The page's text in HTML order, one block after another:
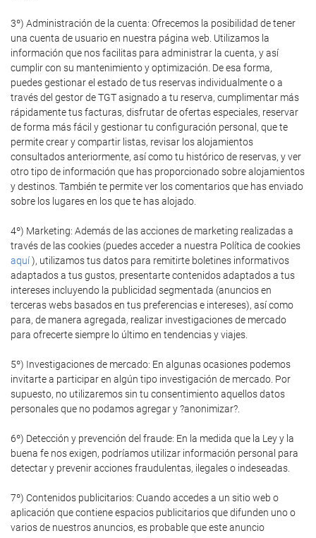
3º) Administración de la cuenta: Ofrecemos la posibilidad de tener
una cuenta de usuario en nuestra página web. Utilizamos la
información que nos facilitas para administrar la cuenta, y así
cumplir con su mantenimiento y optimización. De esa forma,
puedes gestionar el estado de tus reservas individualmente o a
través del gestor de TGT asignado a tu reserva, cumplimentar más
rápidamente tus facturas, disfrutar de ofertas especiales, reservar
de forma más fácil y gestionar tu configuración personal, que te
permite crear y compartir listas, revisar los alojamientos
consultados anteriormente, así como tu histórico de reservas, y ver
otro tipo de información que has proporcionado sobre alojamientos
y destinos. También te permite ver los comentarios que has enviado
sobre los lugares en los que te has alojado.
4º) Marketing: Además de las acciones de marketing realizadas a
través de las cookies (puedes acceder a nuestra Política de cookies
aquí), utilizamos tus datos para remitirte boletines informativos
adaptados a tus gustos, presentarte contenidos adaptados a tus
intereses incluyendo la publicidad segmentada (anuncios en
terceras webs basados en tus preferencias e intereses), así como
para, de manera agregada, realizar investigaciones de mercado
para ofrecerte siempre lo último en tendencias y viajes.
5º) Investigaciones de mercado: En algunas ocasiones podemos
invitarte a participar en algún tipo investigación de mercado. Por
supuesto, no utilizaremos sin tu consentimiento aquellos datos
personales que no podamos agregar y ?anonimizar?.
6º) Detección y prevención del fraude: En la medida que la Ley y la
buena fe nos exigen, podríamos utilizar información personal para
detectar y prevenir acciones fraudulentas, ilegales o indeseadas.
7º) Contenidos publicitarios: Cuando accedes a un sitio web o
aplicación que contiene espacios publicitarios que difunden uno o
varios de nuestros anuncios, es probable que este anuncio